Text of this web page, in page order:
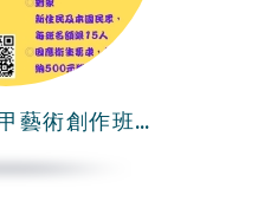
113年-凝膠美甲藝術創作班-第2期